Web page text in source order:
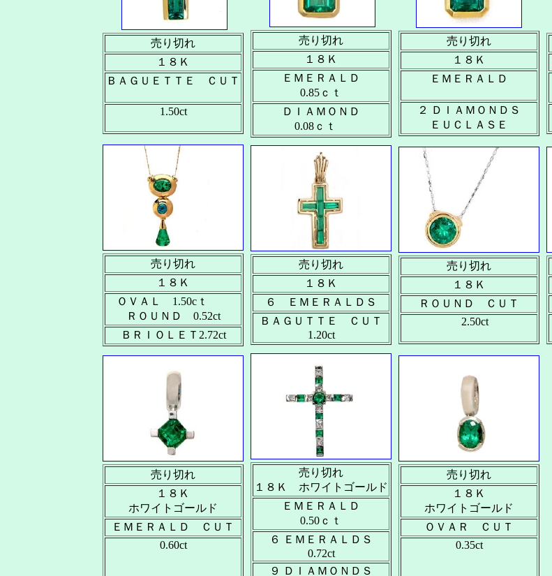
売り切れ
１８Ｋ
ＢＡＧＵＥＴＴＥ ＣＵＴ
1.50ct
売り切れ
１８Ｋ
ＥＭＥＲＡＬＤ
0.85ｃｔ
ＤＩＡＭＯＮＤ
0.08ｃｔ
売り切れ
１８Ｋ
ＥＭＥＲＡＬＤ
２ ＤＩＡＭＯＮＤＳ
ＥＵＣＬＡＳＥ
売り切れ
１８Ｋ
ＯＶＡＬ 1.50cｔ
ＲＯＵＮＤ 0.52ct
ＢＲＩＯＬＥＴ2.72ct
売り切れ
１８Ｋ
６ ＥＭＥＲＡＬＤＳ
ＢＡＧＵＴＴＥ ＣＵＴ
1.20ct
売り切れ
１８Ｋ
ＲＯＵＮＤ ＣＵＴ
2.50ct
売り切れ
１８Ｋ
ホワイトゴールド
ＥＭＥＲＡＬＤ ＣＵＴ
0.60ct
売り切れ
１８Ｋ ホワイトゴールド
ＥＭＥＲＡＬＤ
0.50ｃｔ
６ ＥＭＥＲＡＬＤＳ
0.72ct
９ ＤＩＡＭＯＮＤＳ
売り切れ
１８Ｋ
ホワイトゴールド
ＯＶＡＲ ＣＵＴ
0.35ct